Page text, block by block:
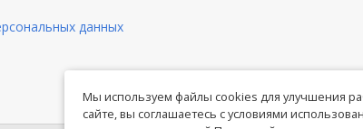
данных
Мы используем файлы cookies для улучшения
сайте, вы соглашаетесь с условиями